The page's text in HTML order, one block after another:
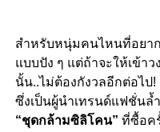
สำหรับหนุ่มคนไหนที่อยา
แบบปัง ๆ แต่ถ้าจะให้เข้าว
นั้น..ไม่ต้องกังวลอีกต่อไป!
ซึ่งเป็นผู้นำเทรนด์แฟชั่นล้
“ชุดกล้ามซิลิโคน” ที่ซื้อค